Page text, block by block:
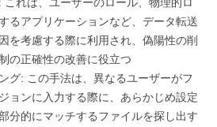
るアプリケーションなど、データ転送
を考慮する際に利用され、偽陽性の削
の正確性の改善に役立つ
グ: この手法は、異なるユーザーがフ
ョンに入力する際に、あらかじめ設定
分的にマッチするファイルを探し出す